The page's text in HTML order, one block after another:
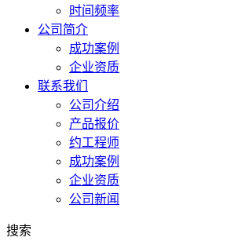
时间频率
公司简介
成功案例
企业资质
联系我们
公司介绍
产品报价
约工程师
成功案例
企业资质
公司新闻
搜索